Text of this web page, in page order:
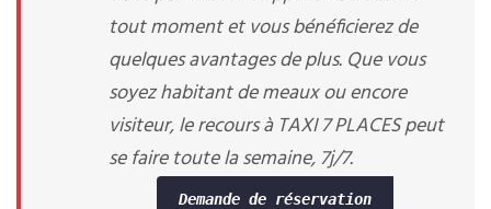
tout moment et vous bénéficierez de
quelques avantages de plus. Que vous
soyez habitant de meaux ou encore
visiteur, le recours à TAXI 7 PLACES peut
se faire toute la semaine, 7j/7.
Demande de réservation